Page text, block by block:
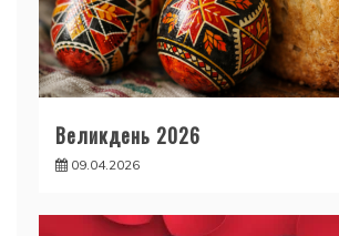
Великдень 2026
09.04.2026